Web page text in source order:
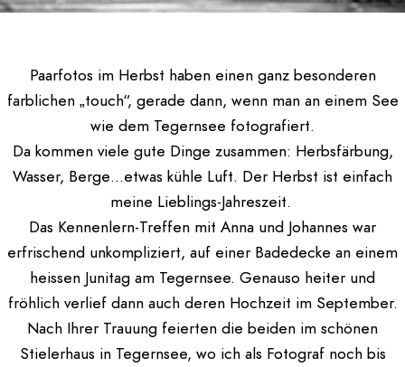
Paarfotos im Herbst haben einen ganz besonderen
farblichen „touch“, gerade dann, wenn man an einem See
wie dem Tegernsee fotografiert.
Da kommen viele gute Dinge zusammen: Herbsfärbung,
Wasser, Berge…etwas kühle Luft. Der Herbst ist einfach
meine Lieblings-Jahreszeit.
Das Kennenlern-Treffen mit Anna und Johannes war
erfrischend unkompliziert, auf einer Badedecke an einem
heissen Junitag am Tegernsee. Genauso heiter und
fröhlich verlief dann auch deren Hochzeit im September.
Nach Ihrer Trauung feierten die beiden im schönen
Stielerhaus in Tegernsee, wo ich als Fotograf noch bis